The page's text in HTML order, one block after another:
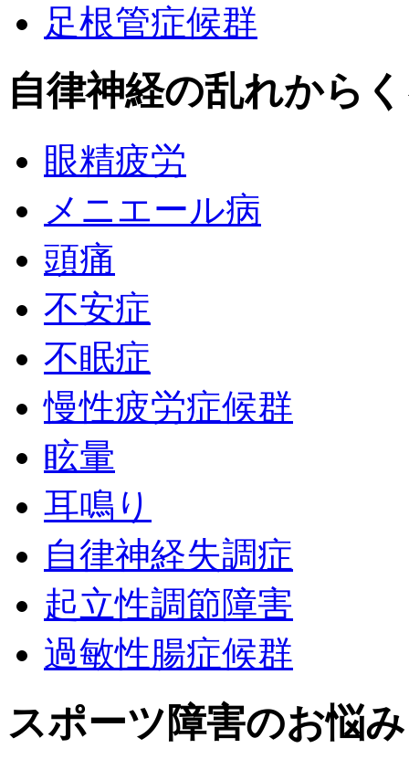
足根管症候群
自律神経の乱れから
眼精疲労
メニエール病
頭痛
不安症
不眠症
慢性疲労症候群
眩暈
耳鳴り
自律神経失調症
起立性調節障害
過敏性腸症候群
スポーツ障害のお悩み